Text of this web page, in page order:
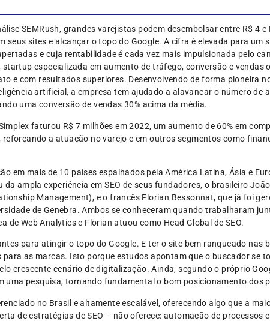
SEMRush, grandes varejistas podem desembolsar entre R$ 4 e
seus sites e alcançar o topo do Google. A cifra é elevada para um
e cuja rentabilidade é cada vez mais impulsionada pelo
especializada em aumento de tráfego, conversão e vendas
e com resultados superiores. Desenvolvendo de forma pioneira
artificial, a empresa tem ajudado a alavancar o número de
uma conversão de vendas 30% acima da média.
faturou R$ 7 milhões em 2022, um aumento de 60% em
a atuação no varejo e em outros segmentos como
em mais de 10 países espalhados pela América Latina, Ásia e
ampla experiência em SEO de seus fundadores, o brasileiro
Management), e o francês Florian Bessonnat, que já foi
de Genebra. Ambos se conheceram quando trabalharam
de Web Analytics e Florian atuou como Head Global de SEO.
para atingir o topo do Google. E ter o site bem ranqueado nas
as marcas. Isto porque estudos apontam que o buscador se
crescente cenário de digitalização. Ainda, segundo o próprio
uma pesquisa, tornando fundamental o bom posicionamento dos
no Brasil e altamente escalável, oferecendo algo que a
de estratégias de SEO – não oferece: automação de processos